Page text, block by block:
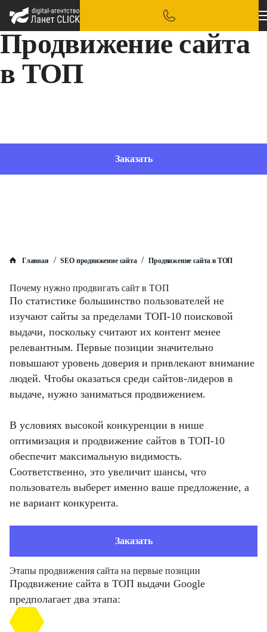
Продвижение сайта
в ТОП
Заказать
Главная / SEO продвижение сайта / Продвижение сайта в ТОП
Почему нужно продвигать сайт в ТОП
По статистике большинство пользователей не
изучают сайты за пределами ТОП-10 поисковой
выдачи, поскольку считают их контент менее
релевантным. Первые позиции значительно
повышают уровень доверия и привлекают внимание
людей. Чтобы оказаться среди сайтов-лидеров в
выдаче, нужно заниматься продвижением.
В условиях высокой конкуренции в нише
оптимизация и продвижение сайтов в ТОП-10
обеспечит максимальную видимость.
Соответственно, это увеличит шансы, что
пользователь выберет именно ваше предложение, а
не вариант конкурента.
Заказать
Этапы продвижения сайта на первые позиции
Продвижение сайта в ТОП выдачи Google
предполагает два этапа: